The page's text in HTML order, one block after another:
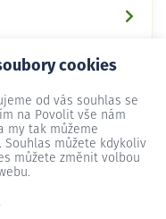
cookies
od vás souhlas se
na Povolit vše nám
my tak můžeme
můžete kdykoliv
můžete změnit volbou